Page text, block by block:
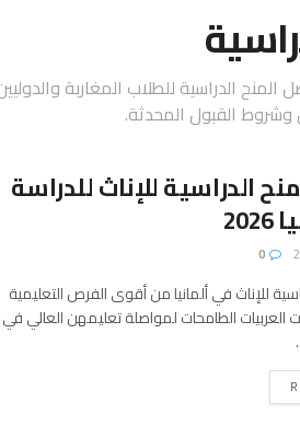
الدراسية للطلاب المغاربة
وشروط القبول المحدثة.
الدراسية للإناث للدراسة
للإناث في ألمانيا من أقوى الفرص التعليمية
العربيات الطامحات لمواصلة تعليمهن العالي في